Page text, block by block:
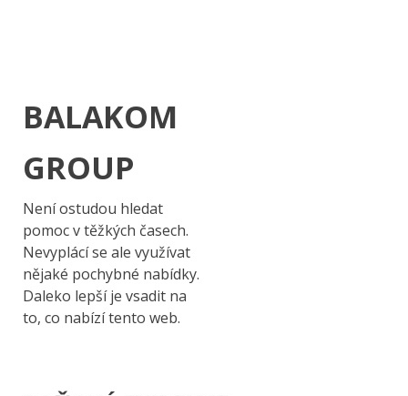
BALAKOM
GROUP
Není ostudou hledat
pomoc v těžkých časech.
Nevyplácí se ale využívat
nějaké pochybné nabídky.
Daleko lepší je vsadit na
to, co nabízí tento web.